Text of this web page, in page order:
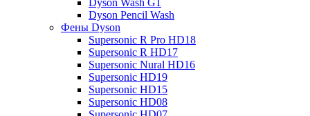
Dyson Wash G1
Dyson Pencil Wash
Фены Dyson
Supersonic R Pro HD18
Supersonic R HD17
Supersonic Nural HD16
Supersonic HD19
Supersonic HD15
Supersonic HD08